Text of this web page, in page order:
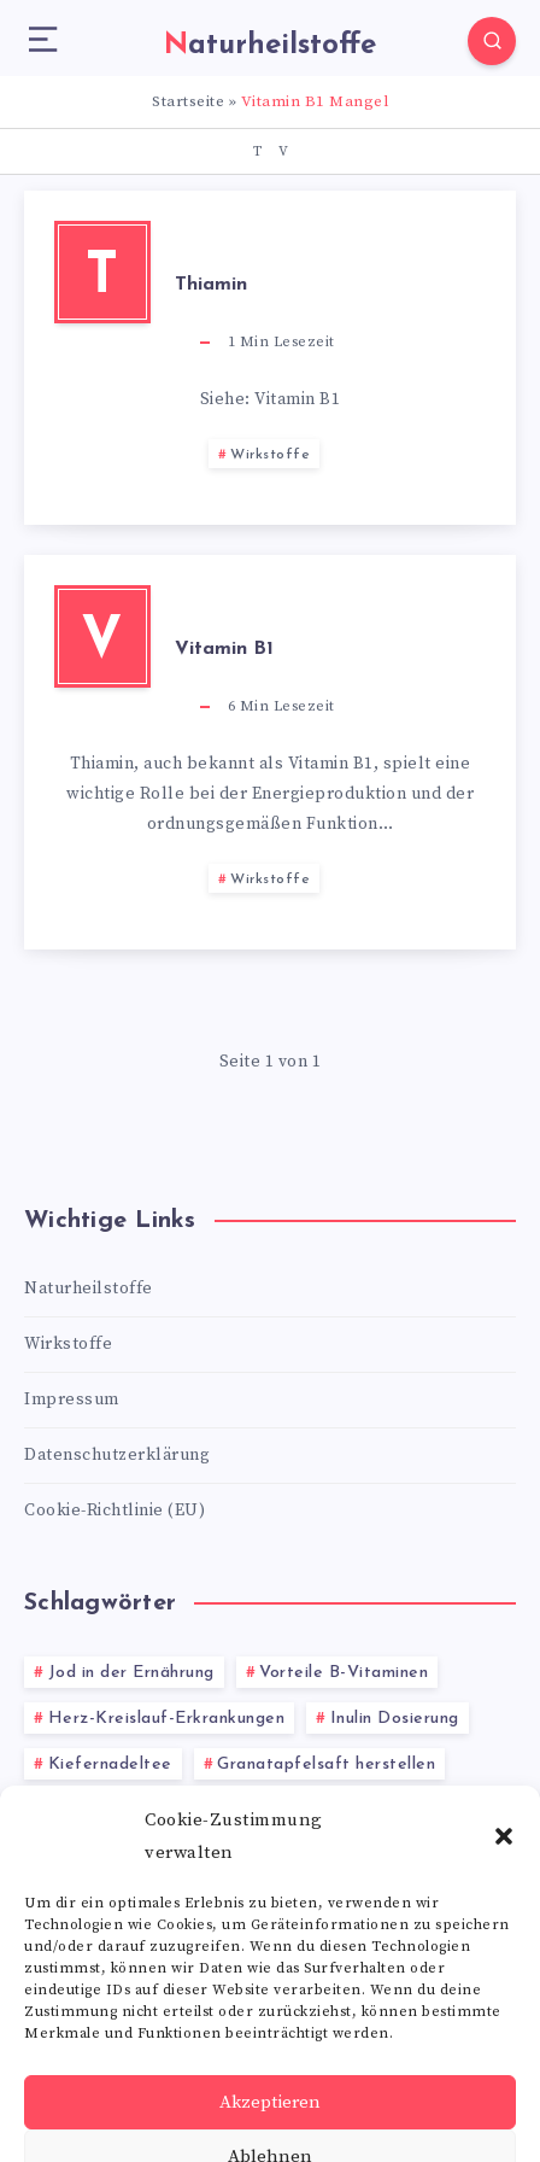
Cookie-Zustimmung
verwalten
Um dir ein optimales Erlebnis zu bieten, verwenden wir
Technologien wie Cookies, um Geräteinformationen zu speichern
und/oder darauf zuzugreifen. Wenn du diesen Technologien
zustimmst, können wir Daten wie das Surfverhalten oder
eindeutige IDs auf dieser Website verarbeiten. Wenn du deine
Zustimmung nicht erteilst oder zurückziehst, können bestimmte
Merkmale und Funktionen beeinträchtigt werden.
Akzeptieren
Ablehnen
Naturheilstoffe
Startseite » Vitamin B1 Mangel
T V
T Thiamin
1 Min Lesezeit
Siehe: Vitamin B1
Wirkstoffe
V Vitamin B1
6 Min Lesezeit
Thiamin, auch bekannt als Vitamin B1, spielt eine
wichtige Rolle bei der Energieproduktion und der
ordnungsgemäßen Funktion…
Wirkstoffe
Seite 1 von 1
Wichtige Links
Naturheilstoffe
Wirkstoffe
Impressum
Datenschutzerklärung
Cookie-Richtlinie (EU)
Schlagwörter
Jod in der Ernährung Vorteile B-Vitaminen
Herz-Kreislauf-Erkrankungen Inulin Dosierung
Kiefernadeltee Granatapfelsaft herstellen
Chlorophyll Detox Tagesdosis Vitamin A
Montmorillonit Glutenfrei
Alle Schlagwörter
RSS